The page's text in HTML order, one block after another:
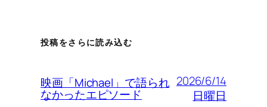
投稿をさらに読み込む
映画「Michael」で語られ
なかったエピソード
2026/6/14
日曜日